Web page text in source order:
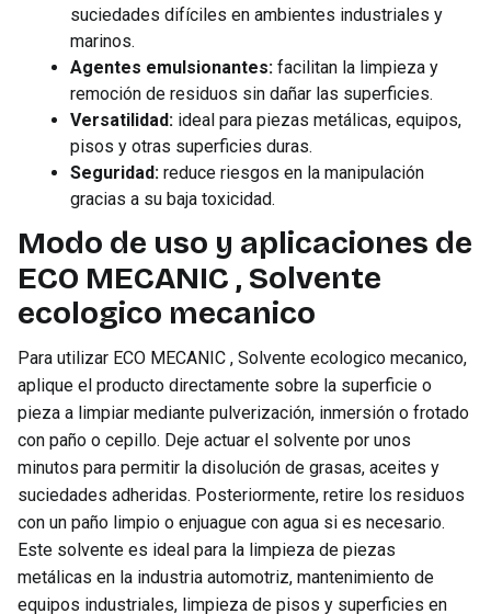
suciedades difíciles en ambientes industriales y
marinos.
Agentes emulsionantes: facilitan la limpieza y
remoción de residuos sin dañar las superficies.
Versatilidad: ideal para piezas metálicas, equipos,
pisos y otras superficies duras.
Seguridad: reduce riesgos en la manipulación
gracias a su baja toxicidad.
Modo de uso y aplicaciones de
ECO MECANIC , Solvente
ecologico mecanico
Para utilizar ECO MECANIC , Solvente ecologico mecanico,
aplique el producto directamente sobre la superficie o
pieza a limpiar mediante pulverización, inmersión o frotado
con paño o cepillo. Deje actuar el solvente por unos
minutos para permitir la disolución de grasas, aceites y
suciedades adheridas. Posteriormente, retire los residuos
con un paño limpio o enjuague con agua si es necesario.
Este solvente es ideal para la limpieza de piezas
metálicas en la industria automotriz, mantenimiento de
equipos industriales, limpieza de pisos y superficies en